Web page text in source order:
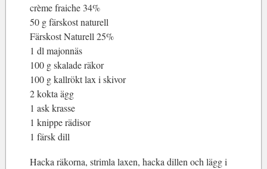
crème fraiche 34%
50 g färskost naturell
Färskost Naturell 25%
1 dl majonnäs
100 g skalade räkor
100 g kallrökt lax i skivor
2 kokta ägg
1 ask krasse
1 knippe rädisor
1 färsk dill
Hacka räkorna, strimla laxen, hacka dillen och lägg i